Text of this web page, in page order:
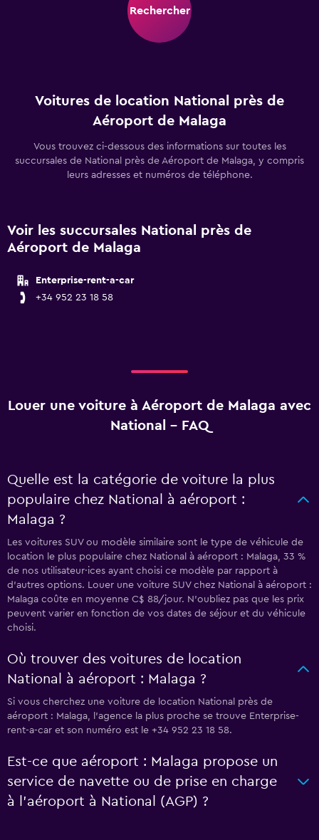
Rechercher
Voitures de location National près de
Aéroport de Malaga
Vous trouvez ci-dessous des informations sur toutes les
succursales de National près de Aéroport de Malaga, y compris
leurs adresses et numéros de téléphone.
Voir les succursales National près de
Aéroport de Malaga
Enterprise-rent-a-car
+34 952 23 18 58
Louer une voiture à Aéroport de Malaga avec
National - FAQ
Quelle est la catégorie de voiture la plus
populaire chez National à aéroport :
Malaga ?
Les voitures SUV ou modèle similaire sont le type de véhicule de
location le plus populaire chez National à aéroport : Malaga, 33 %
de nos utilisateur·ices ayant choisi ce modèle par rapport à
d’autres options. Louer une voiture SUV chez National à aéroport :
Malaga coûte en moyenne C$ 88/jour. N'oubliez pas que les prix
peuvent varier en fonction de vos dates de séjour et du véhicule
choisi.
Où trouver des voitures de location
National à aéroport : Malaga ?
Si vous cherchez une voiture de location National près de
aéroport : Malaga, l’agence la plus proche se trouve Enterprise-
rent-a-car et son numéro est le +34 952 23 18 58.
Est-ce que aéroport : Malaga propose un
service de navette ou de prise en charge
à l’aéroport à National (AGP) ?